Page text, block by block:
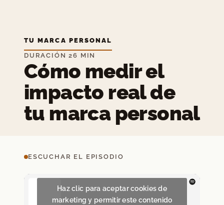
TU MARCA PERSONAL
DURACIÓN 26 MIN
Cómo medir el
impacto real de
tu marca personal
ESCUCHAR EL EPISODIO
Haz clic para aceptar cookies de
marketing y permitir este contenido